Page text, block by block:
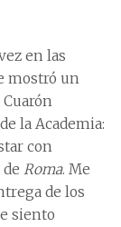
en las
mostró un
la Academia:
con
Roma. Me
de los
siento